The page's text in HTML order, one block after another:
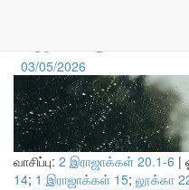
03/05/2026
வாசிப்பு: 2 இராஜாக்கள் 20.1-6 |
14; 1 இராஜாக்கள் 15; லூக்கா